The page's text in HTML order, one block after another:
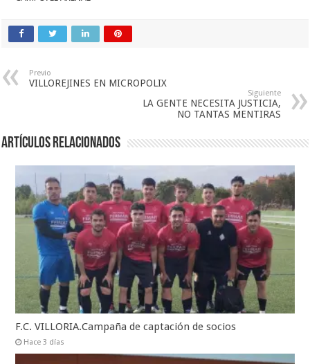
Previo
VILLOREJINES EN MICROPOLIX
Siguiente
LA GENTE NECESITA JUSTICIA,
NO TANTAS MENTIRAS
Artículos relacionados
F.C. VILLORIA.Campaña de captación de socios
Hace 3 días